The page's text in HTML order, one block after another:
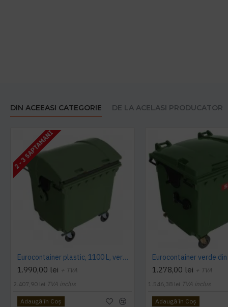
DIN ACEEASI CATEGORIE DE LA ACELASI PRODUCATOR
2 - 3 SAPTAMANI
Eurocontainer plastic, 1100 L, verde, capac rotund - Transport Inclus
1.990,00 lei + TVA
2.407,90 lei TVA inclus
Adaugă în Coş
1.278,00 lei + TVA
1.546,38 lei TVA inclus
Adaugă în Coş